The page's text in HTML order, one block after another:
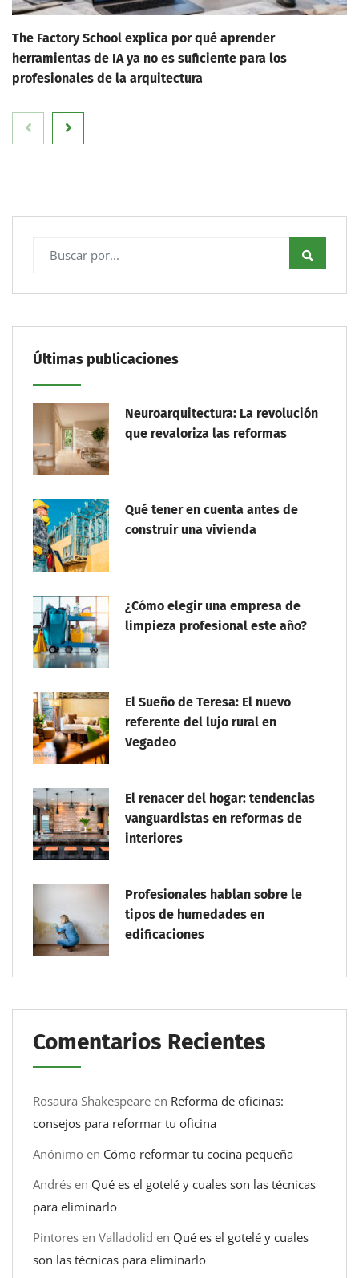
The Factory School explica por qué aprender
herramientas de IA ya no es suficiente para los
profesionales de la arquitectura
Últimas publicaciones
Neuroarquitectura: La revolución
que revaloriza las reformas
Qué tener en cuenta antes de
construir una vivienda
¿Cómo elegir una empresa de
limpieza profesional este año?
El Sueño de Teresa: El nuevo
referente del lujo rural en
Vegadeo
El renacer del hogar: tendencias
vanguardistas en reformas de
interiores
Profesionales hablan sobre le
tipos de humedades en
edificaciones
Comentarios Recientes
Rosaura Shakespeare en Reforma de oficinas:
consejos para reformar tu oficina
Anónimo en Cómo reformar tu cocina pequeña
Andrés en Qué es el gotelé y cuales son las técnicas
para eliminarlo
Pintores en Valladolid en Qué es el gotelé y cuales
son las técnicas para eliminarlo